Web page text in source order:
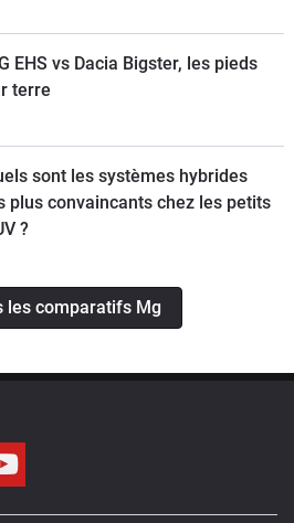
EHS vs Dacia Bigster, les pieds
terre
sont les systèmes hybrides
plus convaincants chez les petits
?
les comparatifs Mg